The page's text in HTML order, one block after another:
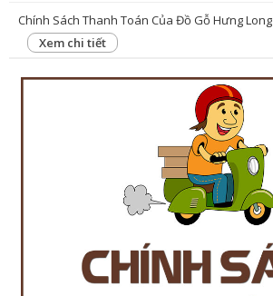
CỬA
HÀNG
Chính Sách Thanh Toán Của Đồ Gỗ Hưng Long
Xem chi tiết